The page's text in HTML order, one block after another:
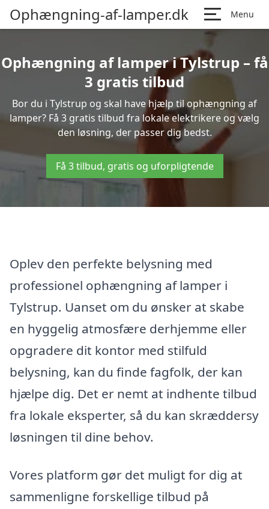
Ophængning-af-lamper.dk Menu
Ophængning af lamper i Tylstrup – få
3 gratis tilbud
Bor du i Tylstrup og skal have hjælp til ophængning af
lamper? Få 3 gratis tilbud fra lokale elektrikere og vælg
den løsning, der passer dig bedst.
Få 3 tilbud, gratis og uforpligtende
Oplev den perfekte belysning med
professionel ophængning af lamper i
Tylstrup. Uanset om du ønsker at skabe
en hyggelig atmosfære derhjemme eller
opgradere dit kontor med stilfuld
belysning, kan du finde fagfolk, der kan
hjælpe dig. Det er nemt at indhente tilbud
fra lokale eksperter, så du kan skræddersy
løsningen til dine behov.
Vores platform gør det muligt for dig at
sammenligne forskellige tilbud på